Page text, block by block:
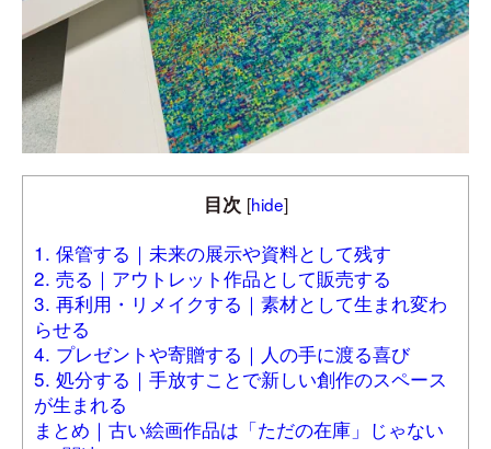
目次 [hide]
1. 保管する｜未来の展示や資料として残す
2. 売る｜アウトレット作品として販売する
3. 再利用・リメイクする｜素材として生まれ変わ
らせる
4. プレゼントや寄贈する｜人の手に渡る喜び
5. 処分する｜手放すことで新しい創作のスペース
が生まれる
まとめ｜古い絵画作品は「ただの在庫」じゃない